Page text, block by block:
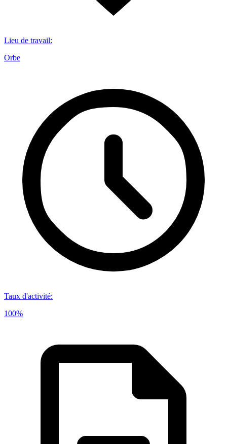
Lieu de travail:
Orbe
Taux d'activité:
100%